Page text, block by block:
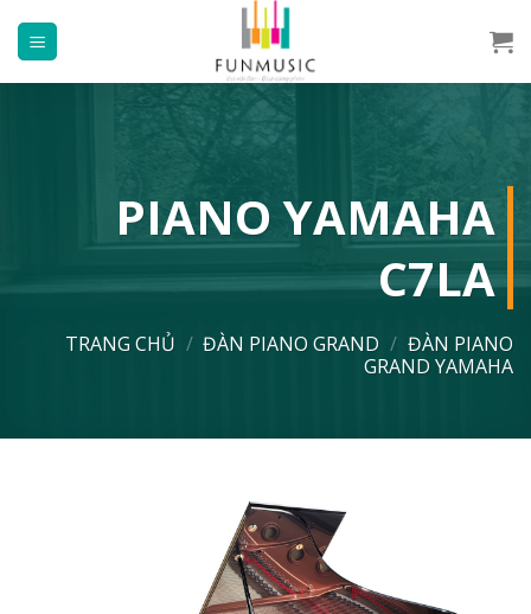
đến
PIANO YAMAHA
C7LA
TRANG CHỦ / ĐÀN PIANO GRAND / ĐÀN PIANO
GRAND YAMAHA